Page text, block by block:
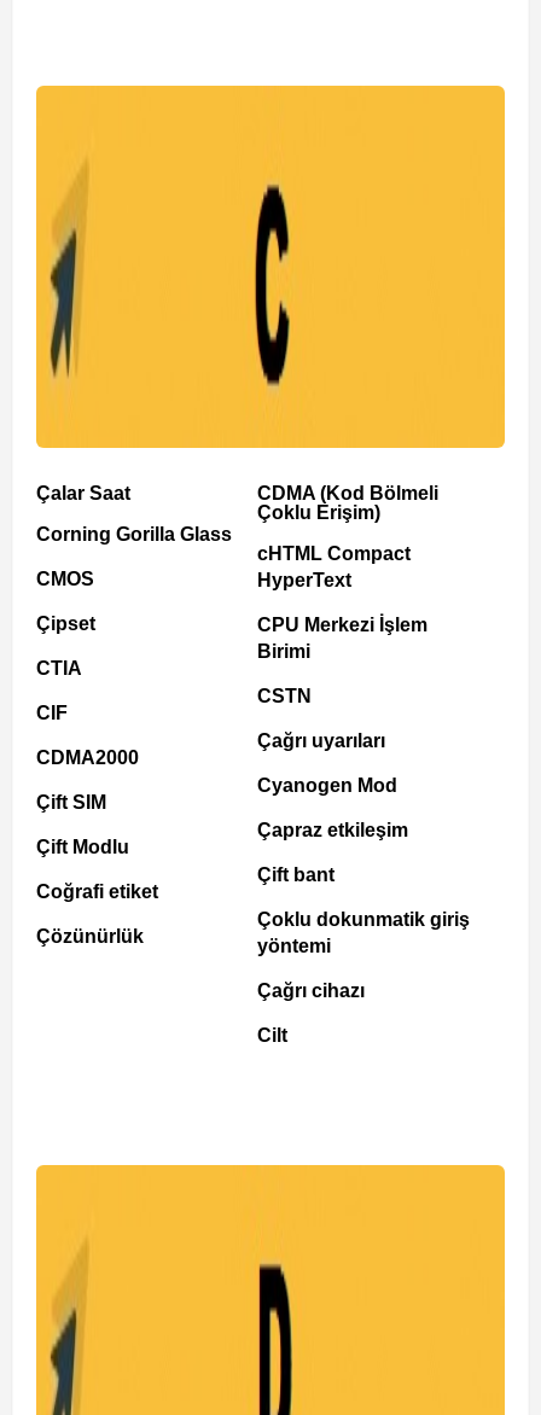
Çalar Saat
Corning Gorilla Glass
CMOS
Çipset
CTIA
CIF
CDMA2000
Çift SIM
Çift Modlu
Coğrafi etiket
Çözünürlük
CDMA (Kod Bölmeli
Çoklu Erişim)
cHTML Compact
HyperText
CPU Merkezi İşlem
Birimi
CSTN
Çağrı uyarıları
Cyanogen Mod
Çapraz etkileşim
Çift bant
Çoklu dokunmatik giriş
yöntemi
Çağrı cihazı
Cilt